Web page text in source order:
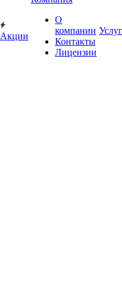
Акции
О
компании
Контакты
Лицензии